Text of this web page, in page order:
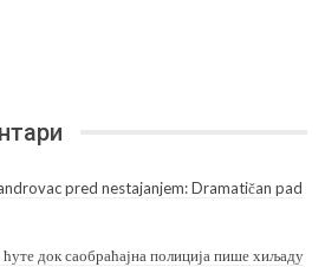
pred nestajanjem: Dramatičan pad
док саобраћајна полиција пише хиљаду